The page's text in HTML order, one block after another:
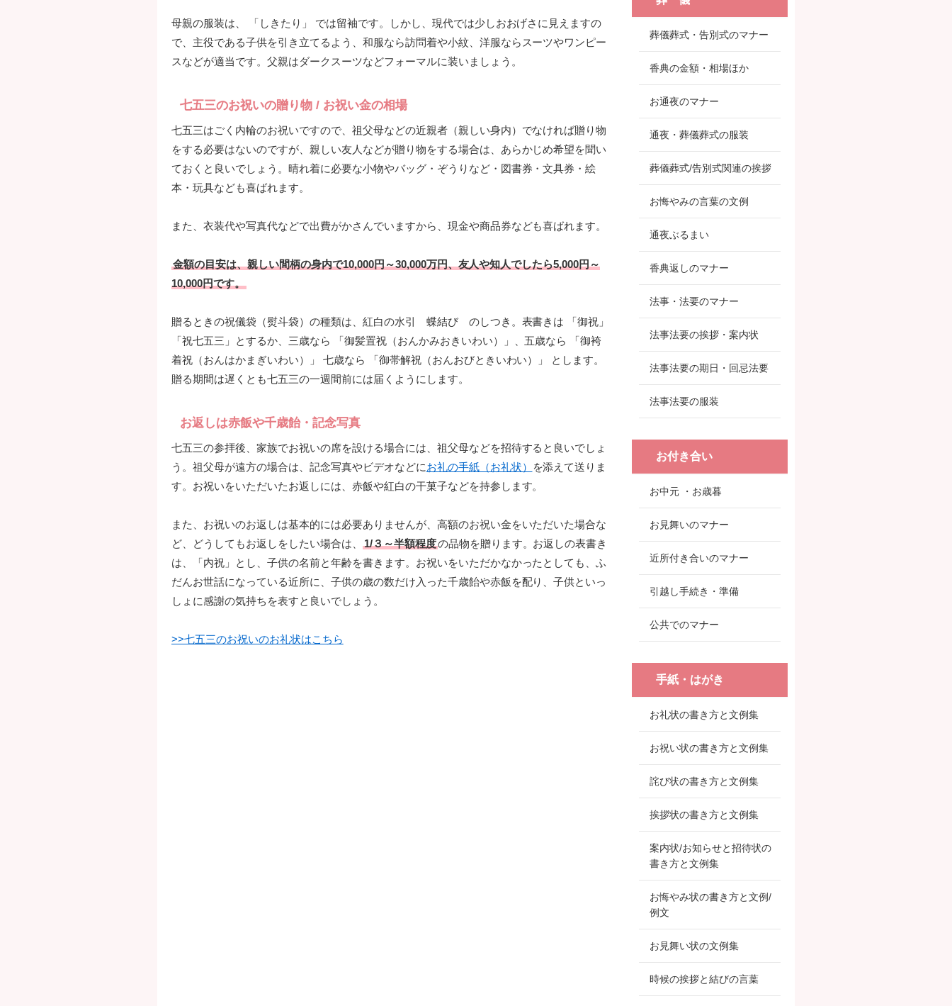
母親の服装は、 「しきたり」 では留袖です。しかし、現代では少しおおげさに見えますの
で、主役である子供を引き立てるよう、和服なら訪問着や小紋、洋服ならスーツやワンピー
スなどが適当です。父親はダークスーツなどフォーマルに装いましょう。
七五三のお祝いの贈り物 / お祝い金の相場
七五三はごく内輪のお祝いですので、祖父母などの近親者（親しい身内）でなければ贈り物
をする必要はないのですが、親しい友人などが贈り物をする場合は、あらかじめ希望を聞い
ておくと良いでしょう。晴れ着に必要な小物やバッグ・ぞうりなど・図書券・文具券・絵
本・玩具なども喜ばれます。
また、衣装代や写真代などで出費がかさんでいますから、現金や商品券なども喜ばれます。
金額の目安は、親しい間柄の身内で10,000円～30,000万円、友人や知人でしたら5,000円～
10,000円です。
贈るときの祝儀袋（熨斗袋）の種類は、紅白の水引 蝶結び のしつき。表書きは 「御祝」
「祝七五三」とするか、三歳なら 「御髪置祝（おんかみおきいわい）」、五歳なら 「御袴
着祝（おんはかまぎいわい）」 七歳なら 「御帯解祝（おんおびときいわい）」 とします。
贈る期間は遅くとも七五三の一週間前には届くようにします。
お返しは赤飯や千歳飴・記念写真
七五三の参拝後、家族でお祝いの席を設ける場合には、祖父母などを招待すると良いでしょ
う。祖父母が遠方の場合は、記念写真やビデオなどにお礼の手紙（お礼状）
を添えて送りま
す。お祝いをいただいたお返しには、赤飯や紅白の干菓子などを持参します。
また、お祝いのお返しは基本的には必要ありませんが、高額のお祝い金をいただいた場合な
ど、どうしてもお返しをしたい場合は、
1/３～半額程度の品物を贈ります。お返しの表書き
は、「内祝」とし、子供の名前と年齢を書きます。お祝いをいただかなかったとしても、ふ
だんお世話になっている近所に、子供の歳の数だけ入った千歳飴や赤飯を配り、子供といっ
しょに感謝の気持ちを表すと良いでしょう。
>>七五三のお祝いのお礼状はこちら
葬儀葬式・告別式のマナー
香典の金額・相場ほか
お通夜のマナー
通夜・葬儀葬式の服装
葬儀葬式/告別式関連の挨拶
お悔やみの言葉の文例
通夜ぶるまい
香典返しのマナー
法事・法要のマナー
法事法要の挨拶・案内状
法事法要の期日・回忌法要
法事法要の服装
お付き合い
お中元 ・お歳暮
お見舞いのマナー
近所付き合いのマナー
引越し手続き・準備
公共でのマナー
手紙・はがき
お礼状の書き方と文例集
お祝い状の書き方と文例集
詫び状の書き方と文例集
挨拶状の書き方と文例集
案内状/お知らせと招待状の
書き方と文例集
お悔やみ状の書き方と文例/
例文
お見舞い状の文例集
時候の挨拶と結びの言葉